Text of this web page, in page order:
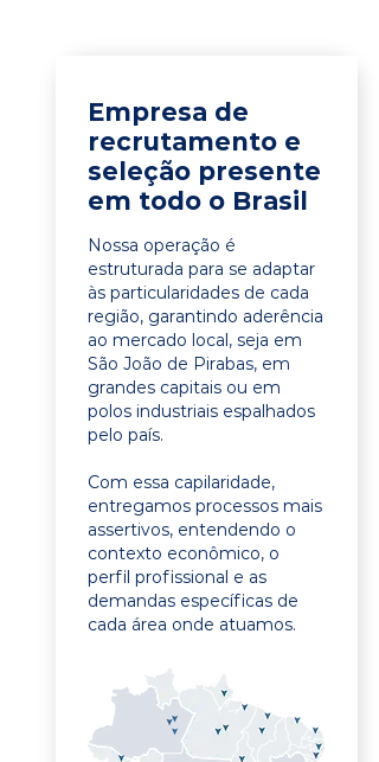
Empresa de
recrutamento e
seleção presente
em todo o Brasil
Nossa operação é
estruturada para se adaptar
às particularidades de cada
região, garantindo aderência
ao mercado local, seja em
São João de Pirabas, em
grandes capitais ou em
polos industriais espalhados
pelo país.
Com essa capilaridade,
entregamos processos mais
assertivos, entendendo o
contexto econômico, o
perfil profissional e as
demandas específicas de
cada área onde atuamos.